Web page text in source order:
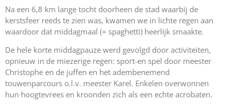
Na een 6,8 km lange tocht doorheen de stad waarbij de
kerstsfeer reeds te zien was, kwamen we in lichte regen aan
waardoor dat middagmaal (= spaghetti) heerlijk smaakte.
De hele korte middagpauze werd gevolgd door activiteiten,
opnieuw in de miezerige regen: sport-en spel door meester
Christophe en de juffen en het adembenemend
touwenparcours o.l.v. meester Karel. Enkelen overwonnen
hun hoogtevrees en kroonden zich als een echte acrobaten.